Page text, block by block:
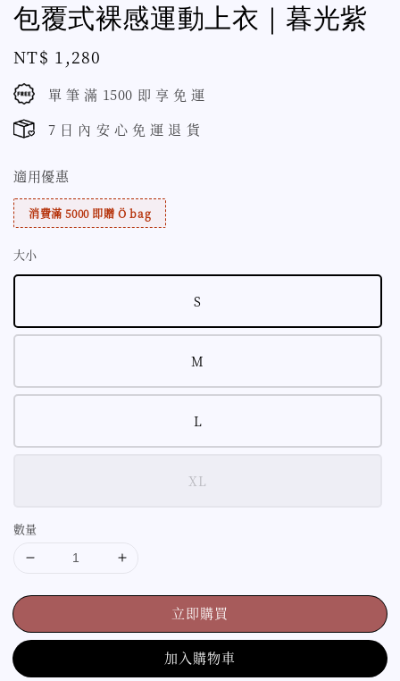
包覆式裸感運動上衣｜暮光紫
Regular
price
NT$ 1,280
單 筆 滿 1500 即 享 免 運
7 日 內 安 心 免 運 退 貨
適用優惠
消費滿 5000 即贈 Ö bag
大小
S
M
L
XL
數量
立即購買
加入購物車